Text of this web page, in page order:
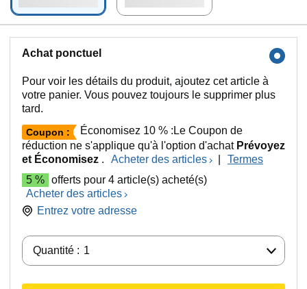
Achat ponctuel
Pour voir les détails du produit, ajoutez cet article à
votre panier. Vous pouvez toujours le supprimer plus
tard.
Coupon :
Économisez 10 % :Le Coupon de
réduction ne s'applique qu'à l'option d'achat Prévoyez
et Économisez . Acheter des articles
Termes
5 % offerts pour 4 article(s) acheté(s)
Acheter des articles
Entrez votre adresse
Quantité : 1